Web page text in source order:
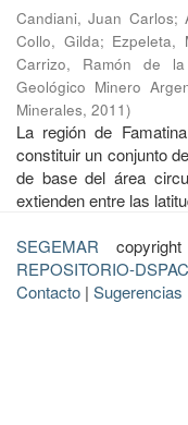
Candiani, Juan Carlos;
Collo, Gilda; Ezpeleta,
Carrizo, Ramón de
Geológico Minero
Minerales, 2011)
La región de
constituir un conjunto
de base del área
extienden entre las
SEGEMAR
REPOSITORIO-
Contacto | Sugerencias